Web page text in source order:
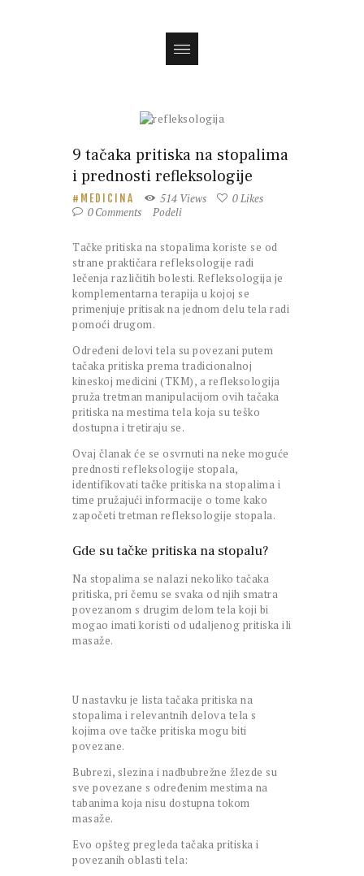
9 tačaka pritiska na stopalima
i prednosti refleksologije
MEDICINA 514 Views 0 Likes
0Comments Podeli
Tačke pritiska na stopalima koriste se od
strane praktičara refleksologije radi
lečenja različitih bolesti. Refleksologija je
komplementarna terapija u kojoj se
primenjuje pritisak na jednom delu tela radi
pomoći drugom.
Određeni delovi tela su povezani putem
tačaka pritiska prema tradicionalnoj
kineskoj medicini (TKM), a refleksologija
pruža tretman manipulacijom ovih tačaka
pritiska na mestima tela koja su teško
dostupna i tretiraju se.
Ovaj članak će se osvrnuti na neke moguće
prednosti refleksologije stopala,
identifikovati tačke pritiska na stopalima i
time pružajući informacije o tome kako
započeti tretman refleksologije stopala.
Gde su tačke pritiska na stopalu?
Na stopalima se nalazi nekoliko tačaka
pritiska, pri čemu se svaka od njih smatra
povezanom s drugim delom tela koji bi
mogao imati koristi od udaljenog pritiska ili
masaže.
U nastavku je lista tačaka pritiska na
stopalima i relevantnih delova tela s
kojima ove tačke pritiska mogu biti
povezane.
Bubrezi, slezina i nadbubrežne žlezde su
sve povezane s određenim mestima na
tabanima koja nisu dostupna tokom
masaže.
Evo opšteg pregleda tačaka pritiska i
povezanih oblasti tela: